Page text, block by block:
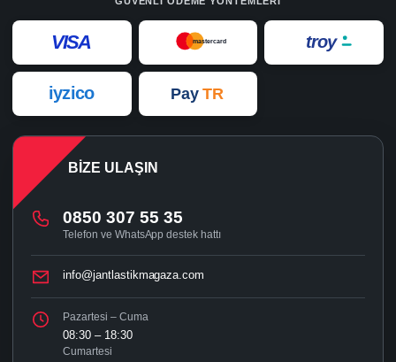
VISA mastercard troy
iyzico Pay TR
BIZE ULAŞIN
0850 307 55 35
Telefon ve WhatsApp destek hattı
info@jantlastikmagaza.com
Pazartesi – Cuma
08:30 – 18:30
Cumartesi